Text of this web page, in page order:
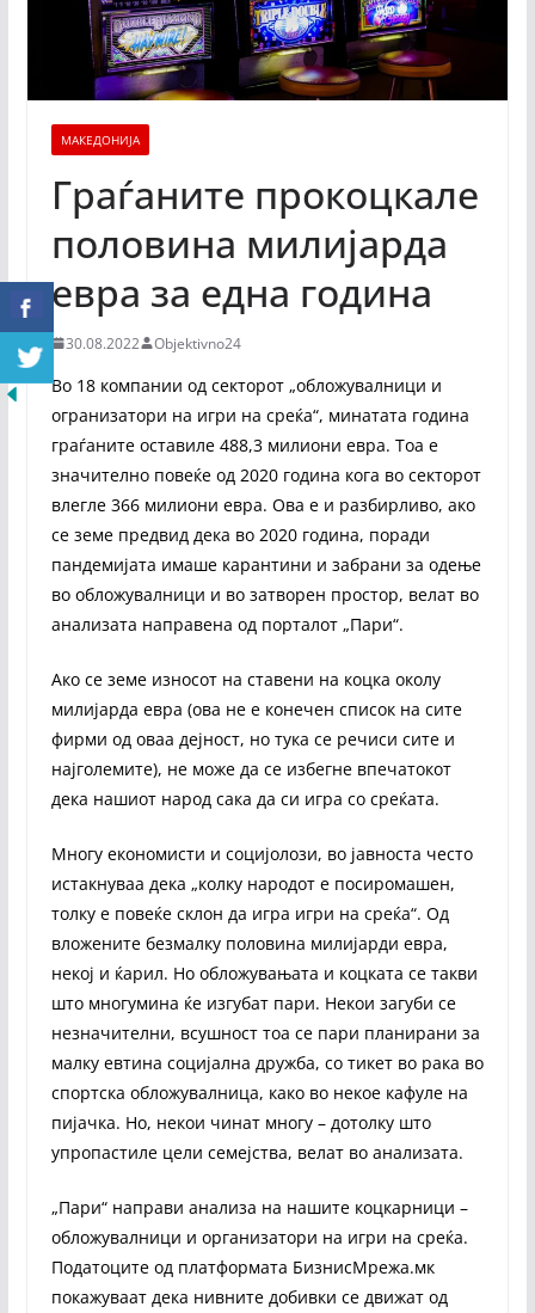
МАКЕДОНИЈА
Граѓаните прокоцкале
половина милијарда
евра за една година
30.08.2022 Objektivno24
Во 18 компании од секторот „обложувалници и
огранизатори на игри на среќа“, минатата година
граѓаните оставиле 488,3 милиони евра. Тоа е
значително повеќе од 2020 година кога во секторот
влегле 366 милиони евра. Ова е и разбирливо, ако
се земе предвид дека во 2020 година, поради
пандемијата имаше карантини и забрани за одење
во обложувалници и во затворен простор, велат во
анализата направена од порталот „Пари“.
Ако се земе износот на ставени на коцка околу
милијарда евра (ова не е конечен список на сите
фирми од оваа дејност, но тука се речиси сите и
најголемите), не може да се избегне впечатокот
дека нашиот народ сака да си игра со среќата.
Многу економисти и социјолози, во јавноста често
истакнуваа дека „колку народот е посиромашен,
толку е повеќе склон да игра игри на среќа“. Од
вложените безмалку половина милијарди евра,
некој и ќарил. Но обложувањата и коцката се такви
што многумина ќе изгубат пари. Некои загуби се
незначителни, всушност тоа се пари планирани за
малку евтина социјална дружба, со тикет во рака во
спортска обложувалница, како во некое кафуле на
пијачка. Но, некои чинат многу – дотолку што
упропастиле цели семејства, велат во анализата.
„Пари“ направи анализа на нашите коцкарници –
обложувалници и организатори на игри на среќа.
Податоците од платформата БизнисМрежа.мк
покажуваат дека нивните добивки се движат од